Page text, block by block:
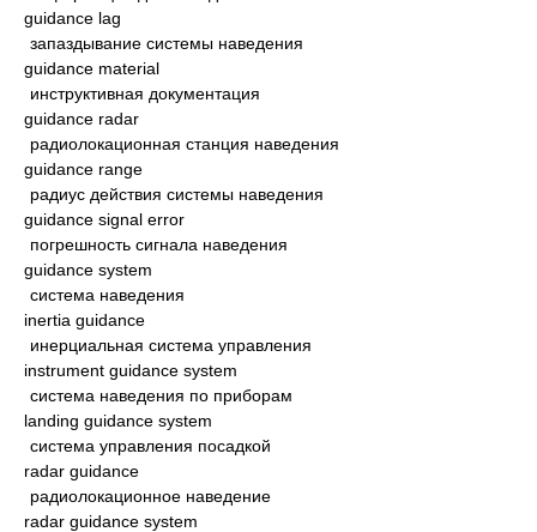
guidance lag
запаздывание системы наведения
guidance material
инструктивная документация
guidance radar
радиолокационная станция наведения
guidance range
радиус действия системы наведения
guidance signal error
погрешность сигнала наведения
guidance system
система наведения
inertia guidance
инерциальная система управления
instrument guidance system
система наведения по приборам
landing guidance system
система управления посадкой
radar guidance
радиолокационное наведение
radar guidance system